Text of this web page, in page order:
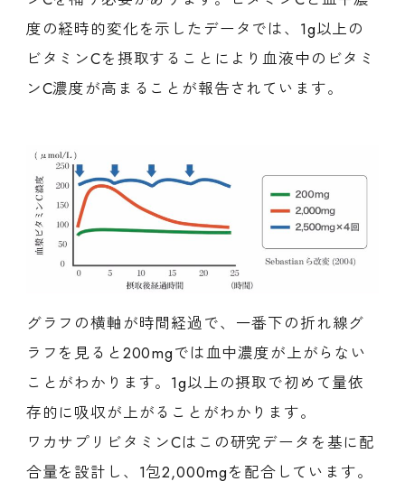
度の経時的変化を示したデータでは、1g以上の
ビタミンCを摂取することにより血液中のビタミ
ンC濃度が高まることが報告されています。
グラフの横軸が時間経過で、一番下の折れ線グ
ラフを見ると200mgでは血中濃度が上がらない
ことがわかります。1g以上の摂取で初めて量依
存的に吸収が上がることがわかります。
ワカサプリビタミンCはこの研究データを基に配
合量を設計し、1包2,000mgを配合しています。